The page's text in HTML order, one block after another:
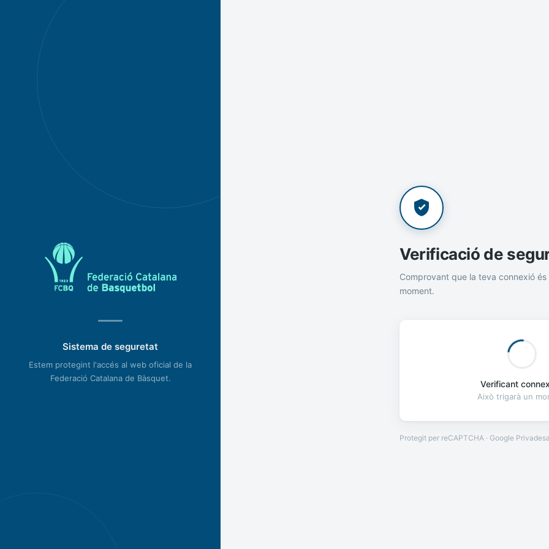
Sistema de seguretat
Estem protegint l'accés al web oficial de la
Federació Catalana de Bàsquet.
Verificació de
Comprovant que la teva connexió és
moment.
Verificant
Això trigarà un
Protegit per reCAPTCHA · Google Privadesa